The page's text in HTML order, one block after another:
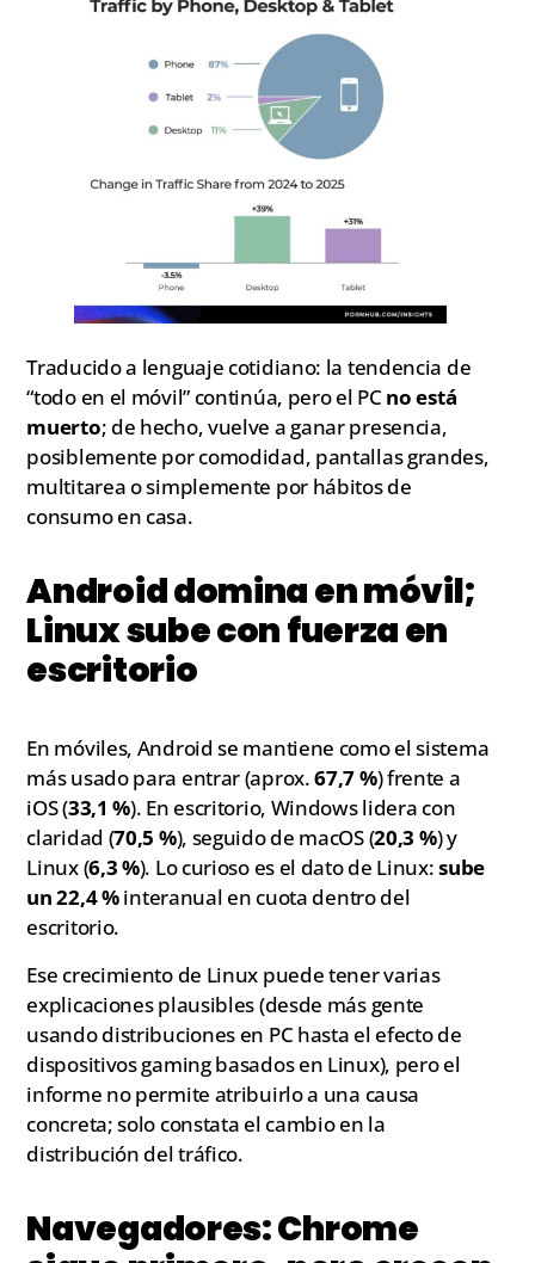
Traducido a lenguaje cotidiano: la tendencia de
“todo en el móvil” continúa, pero el PC no está
muerto; de hecho, vuelve a ganar presencia,
posiblemente por comodidad, pantallas grandes,
multitarea o simplemente por hábitos de
consumo en casa.
Android domina en móvil;
Linux sube con fuerza en
escritorio
En móviles, Android se mantiene como el sistema
más usado para entrar (aprox.67,7 %) frente a
iOS (33,1 %). En escritorio, Windows lidera con
claridad (70,5 %), seguido de macOS (20,3 %) y
Linux (6,3 %). Lo curioso es el dato de Linux:sube
un 22,4 %interanual en cuota dentro del
escritorio.
Ese crecimiento de Linux puede tener varias
explicaciones plausibles (desde más gente
usando distribuciones en PC hasta el efecto de
dispositivos gaming basados en Linux), pero el
informe no permite atribuirlo a una causa
concreta; solo constata el cambio en la
distribución del tráfico.
Navegadores: Chrome